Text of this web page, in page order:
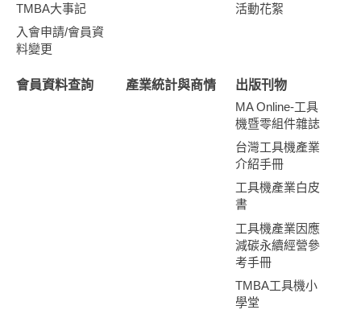
TMBA大事記
入會申請/會員資
料變更
活動花絮
會員資料查詢 產業統計與商情
出版刊物
MA Online-工具
機暨零組件雜誌
台灣工具機產業
介紹手冊
工具機產業白皮
書
工具機產業因應
減碳永續經營參
考手冊
TMBA工具機小
學堂